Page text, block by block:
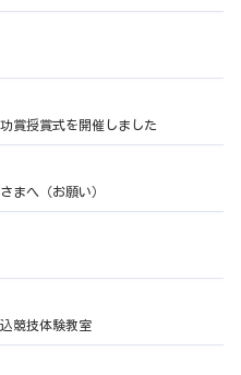
賞授賞式を開催しました
まへ（お願い）
競技体験教室